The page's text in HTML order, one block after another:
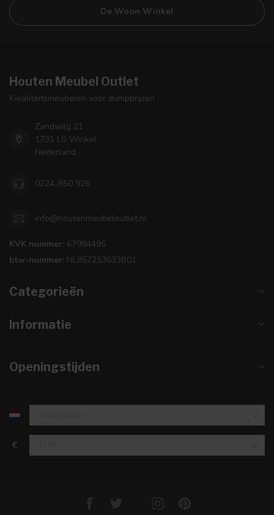
De Woon Winkel
Houten Meubel Outlet
Kwaliteitsmeubelen voor dumpprijzen
Zandwilg 21
1731 LS Winkel
Nederland
0224-850 926
info@houtenmeubeloutlet.nl
KVK nummer: 67984495
btw-nummer: NL857253633B01
Categorieën
Informatie
Openingstijden
€